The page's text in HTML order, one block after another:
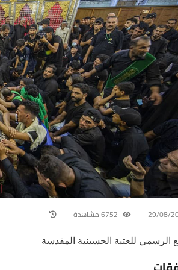
29/08/
الرسمي للعتبة الحسينية المقدسة